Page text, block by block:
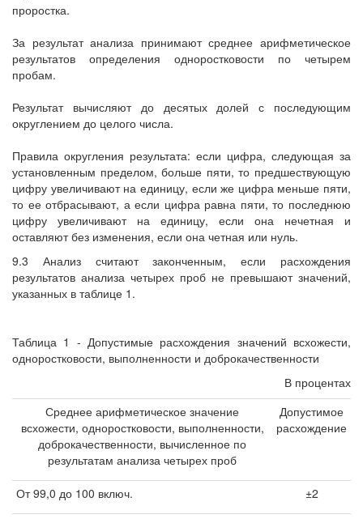
проростка.
За результат анализа принимают среднее арифметическое
результатов определения одноростковости по четырем
пробам.
Результат вычисляют до десятых долей с последующим
округлением до целого числа.
Правила округления результата: если цифра, следующая за
установленным пределом, больше пяти, то предшествующую
цифру увеличивают на единицу, если же цифра меньше пяти,
то ее отбрасывают, а если цифра равна пяти, то последнюю
цифру увеличивают на единицу, если она нечетная и
оставляют без изменения, если она четная или нуль.
9.3 Анализ считают законченным, если расхождения
результатов анализа четырех проб не превышают значений,
указанных в таблице 1.
Таблица 1 - Допустимые расхождения значений всхожести,
одноростковости, выполненности и доброкачественности
В процентах
Среднее арифметическое значение
всхожести, одноростковости, выполненности,
доброкачественности, вычисленное по
результатам анализа четырех проб
Допустимое
расхождение
От 99,0 до 100 включ. ±2